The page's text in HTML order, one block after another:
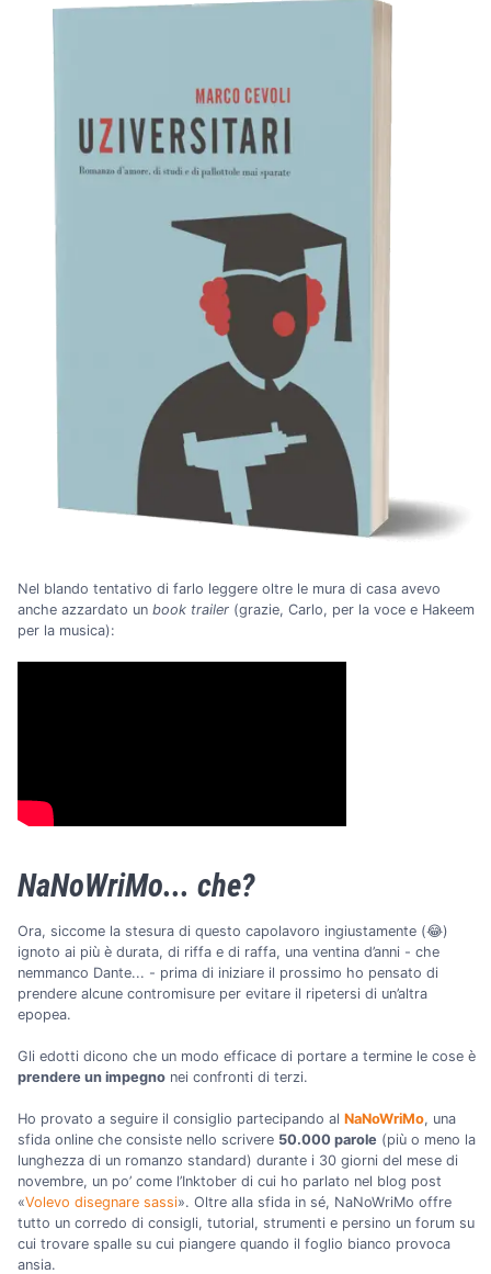
Nel blando tentativo di farlo leggere oltre le mura di casa avevo
anche azzardato un book trailer (grazie, Carlo, per la voce e Hakeem
per la musica):
NaNoWriMo... che?
Ora, siccome la stesura di questo capolavoro ingiustamente (😂)
ignoto ai più è durata, di riffa e di raffa, una ventina d’anni - che
nemmanco Dante... - prima di iniziare il prossimo ho pensato di
prendere alcune contromisure per evitare il ripetersi di un’altra
epopea.
Gli edotti dicono che un modo efficace di portare a termine le cose è
prendere un impegno nei confronti di terzi.
Ho provato a seguire il consiglio partecipando al NaNoWriMo, una
sfida online che consiste nello scrivere 50.000 parole (più o meno la
lunghezza di un romanzo standard) durante i 30 giorni del mese di
novembre, un po’ come l’Inktober di cui ho parlato nel blog post
«Volevo disegnare sassi». Oltre alla sfida in sé, NaNoWriMo offre
tutto un corredo di consigli, tutorial, strumenti e persino un forum su
cui trovare spalle su cui piangere quando il foglio bianco provoca
ansia.